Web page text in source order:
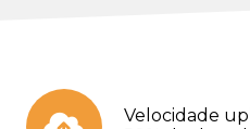
Velocidade